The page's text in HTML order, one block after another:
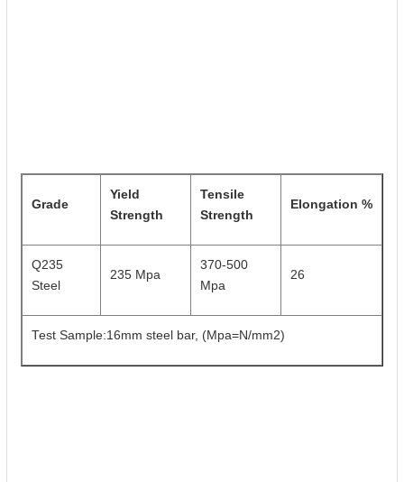
Grade
Yield
Strength
Tensile
Strength
Elongation %
Q235
Steel
235 Mpa
370-500
Mpa
26
Test Sample:16mm steel bar, (Mpa=N/mm2)